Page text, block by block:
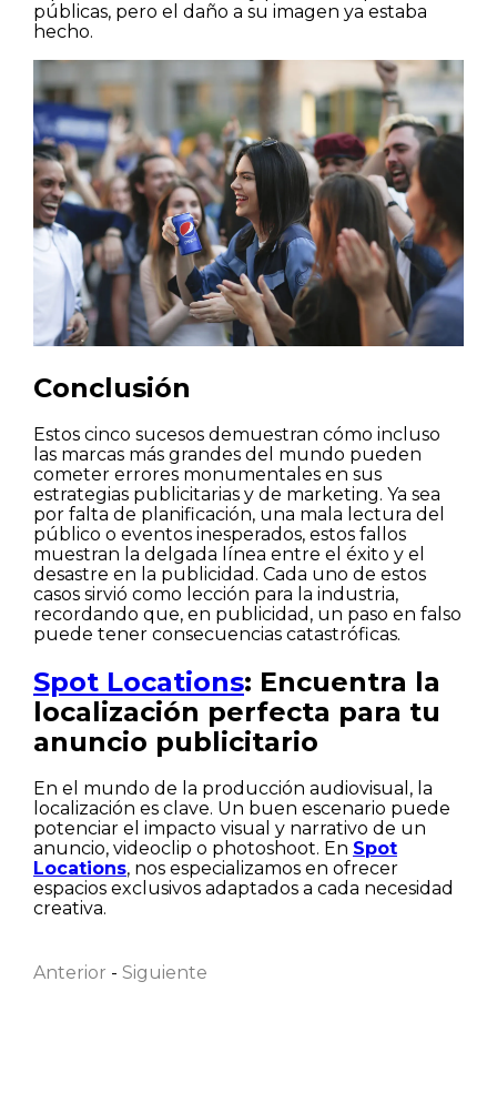
Nombre
públicas, pero el daño a su imagen ya estaba
hecho.
Conclusión
Estos cinco sucesos demuestran cómo incluso
las marcas más grandes del mundo pueden
cometer errores monumentales en sus
estrategias publicitarias y de marketing. Ya sea
por falta de planificación, una mala lectura del
público o eventos inesperados, estos fallos
muestran la delgada línea entre el éxito y el
desastre en la publicidad. Cada uno de estos
casos sirvió como lección para la industria,
recordando que, en publicidad, un paso en falso
puede tener consecuencias catastróficas.
Spot Locations: Encuentra la
localización perfecta para tu
anuncio publicitario
En el mundo de la producción audiovisual, la
localización es clave. Un buen escenario puede
potenciar el impacto visual y narrativo de un
anuncio, videoclip o photoshoot. En Spot
Locations, nos especializamos en ofrecer
espacios exclusivos adaptados a cada necesidad
creativa.
Anterior - Siguiente